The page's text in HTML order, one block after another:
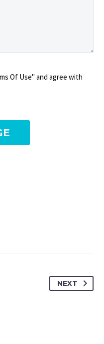
Of Use" and agree with
NEXT